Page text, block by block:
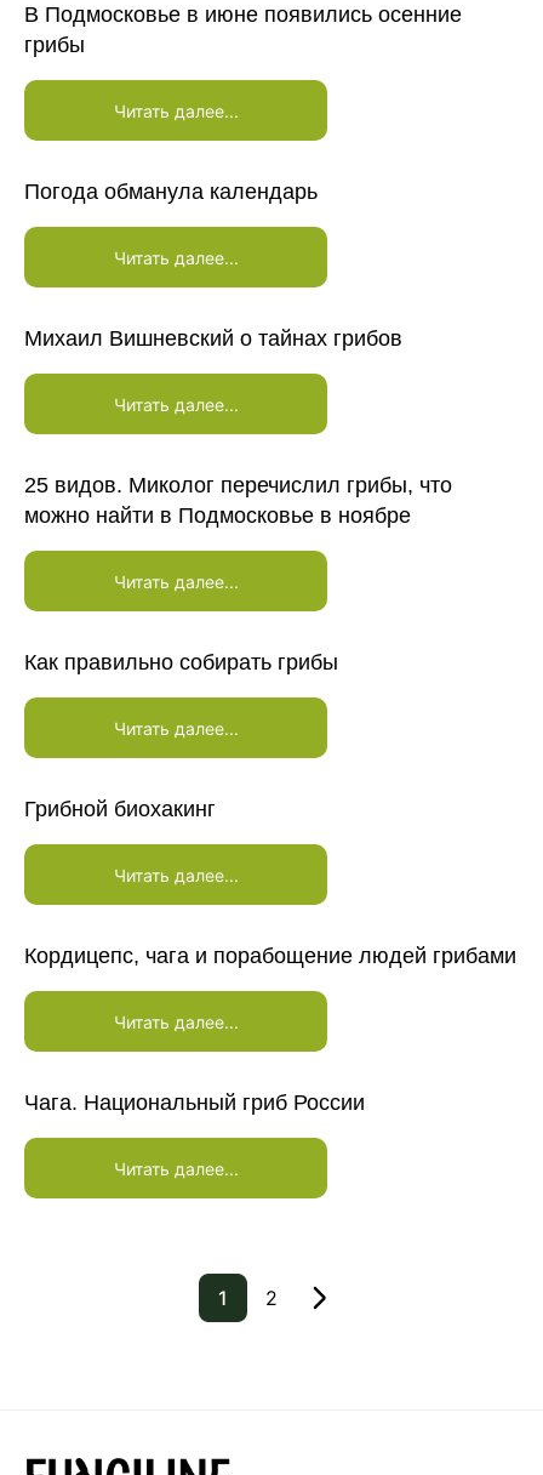
В Подмосковье в июне появились осенние
грибы
Читать далее...
Погода обманула календарь
Читать далее...
Михаил Вишневский о тайнах грибов
Читать далее...
25 видов. Миколог перечислил грибы, что
можно найти в Подмосковье в ноябре
Читать далее...
Как правильно собирать грибы
Читать далее...
Грибной биохакинг
Читать далее...
Кордицепс, чага и порабощение людей грибами
Читать далее...
Чага. Национальный гриб России
Читать далее...
1 2